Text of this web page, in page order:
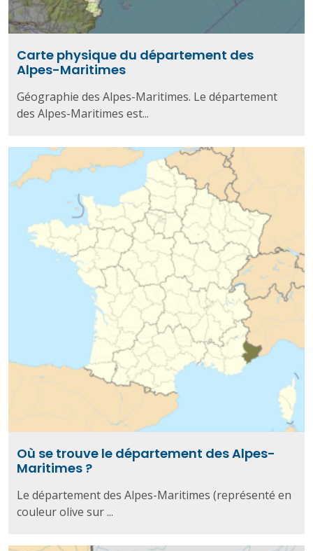
Carte physique du département des
Alpes-Maritimes
Géographie des Alpes-Maritimes. Le département
des Alpes-Maritimes est...
Où se trouve le département des Alpes-
Maritimes ?
Le département des Alpes-Maritimes (représenté en
couleur olive sur ...